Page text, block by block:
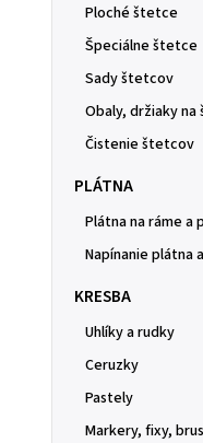
Ploché štetce
Špeciálne štetce
Sady štetcov
Obaly, držiaky
Čistenie štetcov
PLÁTNA
Plátna na ráme a
Napínanie plátna
KRESBA
Uhlíky a rudky
Ceruzky
Pastely
Markery, fixy,